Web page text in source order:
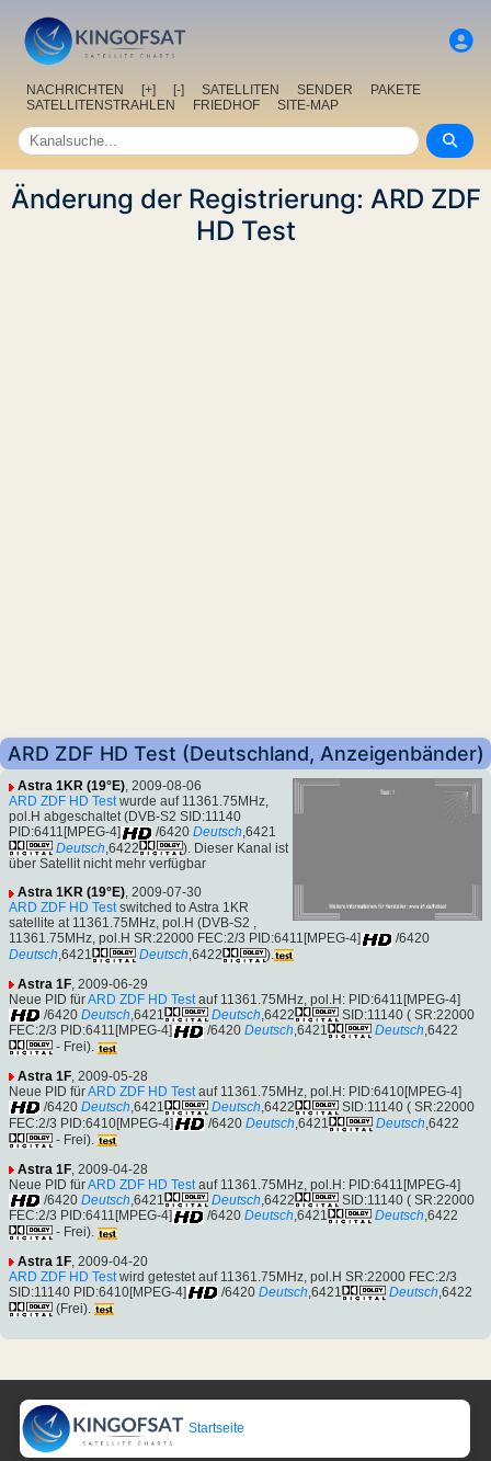
NACHRICHTEN [+] [-] SATELLITEN SENDER
PAKETE
SATELLITENSTRAHLEN
FRIEDHOF SITE-MAP
Änderung der Registrierung: ARD ZDF
HD Test
ARD ZDF HD Test (Deutschland, Anzeigenbänder)
Astra 1KR (19°E), 2009-08-06
ARD ZDF HD Testwurde auf 11361.75MHz,
pol.H abgeschaltet (DVB-S2 SID:11140
PID:6411[MPEG-4]
/6420 Deutsch,6421
Deutsch ,6422
). Dieser Kanal ist
über Satellit nicht mehr verfügbar
Astra 1KR (19°E), 2009-07-30
ARD ZDF HD Testswitched to Astra 1KR
satellite at 11361.75MHz, pol.H (DVB-S2 ,
11361.75MHz, pol.H SR:22000 FEC:2/3 PID:6411[MPEG-4]
/6420
Deutsch ,6421 Deutsch ,6422
).
Astra 1F , 2009-06-29
Neue PID fürARD ZDF HD Test auf 11361.75MHz, pol.H: PID:6411[MPEG-4]
/6420 Deutsch ,6421 Deutsch ,6422
SID:11140 ( SR:22000
FEC:2/3 PID:6411[MPEG-4]
/6420 Deutsch,6421 Deutsch,6422
- Frei).
Astra 1F, 2009-05-28
Neue PID fürARD ZDF HD Testauf 11361.75MHz, pol.H: PID:6410[MPEG-4]
/6420 Deutsch,6421 Deutsch,6422
SID:11140 ( SR:22000
FEC:2/3 PID:6410[MPEG-4]
/6420 Deutsch,6421 Deutsch,6422
- Frei).
Astra 1F , 2009-04-28
Neue PID fürARD ZDF HD Test auf 11361.75MHz, pol.H: PID:6411[MPEG-4]
/6420 Deutsch ,6421 Deutsch ,6422
SID:11140 ( SR:22000
FEC:2/3 PID:6411[MPEG-4]
/6420 Deutsch,6421 Deutsch,6422
- Frei).
Astra 1F, 2009-04-20
ARD ZDF HD Testwird getestet auf 11361.75MHz, pol.H SR:22000 FEC:2/3
SID:11140 PID:6410[MPEG-4]
/6420 Deutsch,6421 Deutsch,6422
(Frei).
Startseite